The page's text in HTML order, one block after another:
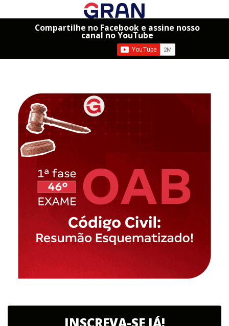
Compartilhe no Facebook e assine nosso
canal no YouTube
INSCREVA-SE JÁ!